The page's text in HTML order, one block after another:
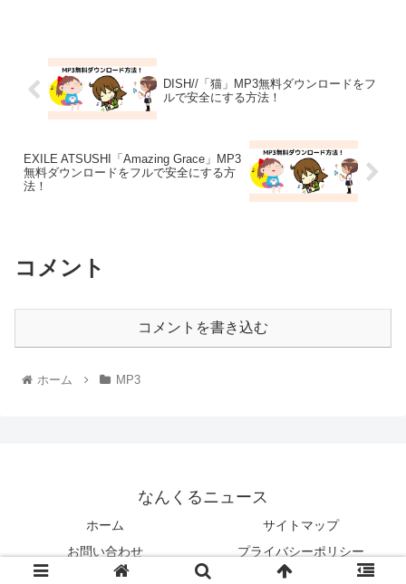
DISH//「猫」MP3無料ダウンロードをフ
ルで安全にする方法！
EXILE ATSUSHI「Amazing Grace」MP3
無料ダウンロードをフルで安全にする方
法！
コメント
コメントを書き込む
ホーム MP3
なんくるニュース
ホーム
サイトマップ
お問い合わせ
プライバシーポリシー